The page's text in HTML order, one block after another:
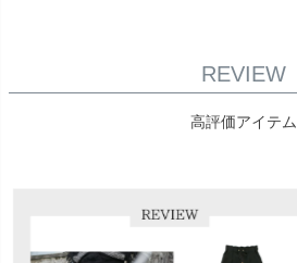
REVIEW
高評価アイテム